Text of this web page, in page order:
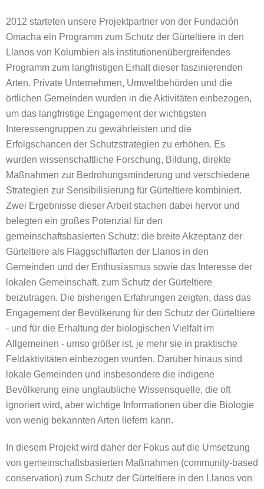
2012 starteten unsere Projektpartner von der Fundación
Omacha ein Programm zum Schutz der Gürteltiere in den
Llanos von Kolumbien als institutionenübergreifendes
Programm zum langfristigen Erhalt dieser faszinierenden
Arten. Private Unternehmen, Umweltbehörden und die
örtlichen Gemeinden wurden in die Aktivitäten einbezogen,
um das langfristige Engagement der wichtigsten
Interessengruppen zu gewährleisten und die
Erfolgschancen der Schutzstrategien zu erhöhen. Es
wurden wissenschaftliche Forschung, Bildung, direkte
Maßnahmen zur Bedrohungsminderung und verschiedene
Strategien zur Sensibilisierung für Gürteltiere kombiniert.
Zwei Ergebnisse dieser Arbeit stachen dabei hervor und
belegten ein großes Potenzial für den
gemeinschaftsbasierten Schutz: die breite Akzeptanz der
Gürteltiere als Flaggschiffarten der Llanos in den
Gemeinden und der Enthusiasmus sowie das Interesse der
lokalen Gemeinschaft, zum Schutz der Gürteltiere
beizutragen. Die bisherigen Erfahrungen zeigten, dass das
Engagement der Bevölkerung für den Schutz der Gürteltiere
- und für die Erhaltung der biologischen Vielfalt im
Allgemeinen - umso größer ist, je mehr sie in praktische
Feldaktivitäten einbezogen wurden. Darüber hinaus sind
lokale Gemeinden und insbesondere die indigene
Bevölkerung eine unglaubliche Wissensquelle, die oft
ignoriert wird, aber wichtige Informationen über die Biologie
von wenig bekannten Arten liefern kann.
In diesem Projekt wird daher der Fokus auf die Umsetzung
von gemeinschaftsbasierten Maßnahmen (community-based
conservation) zum Schutz der Gürteltiere in den Llanos von